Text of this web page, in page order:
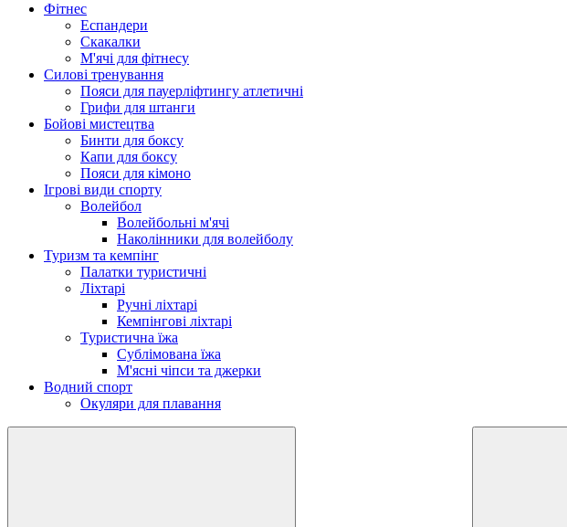
Фітнес
Еспандери
Скакалки
М'ячі для фітнесу
Силові тренування
Пояси для пауерліфтингу атлетичні
Грифи для штанги
Бойові мистецтва
Бинти для боксу
Капи для боксу
Пояси для кімоно
Ігрові види спорту
Волейбол
Волейбольні м'ячі
Наколінники для волейболу
Туризм та кемпінг
Палатки туристичні
Ліхтарі
Ручні ліхтарі
Кемпінгові ліхтарі
Туристична їжа
Сублімована їжа
М'ясні чіпси та джерки
Водний спорт
Окуляри для плавання